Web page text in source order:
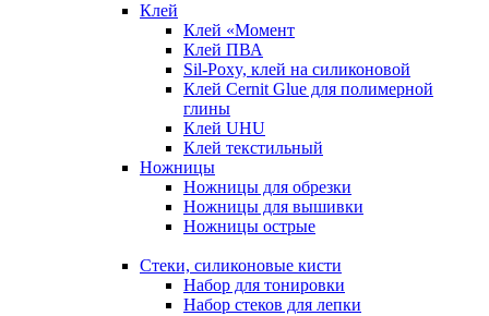
Клей
Клей «Момент
Клей ПВА
Sil-Poxy, клей на силиконовой
Клей Cernit Glue для полимерной
глины
Клей UHU
Клей текстильный
Ножницы
Ножницы для обрезки
Ножницы для вышивки
Ножницы острые
Стеки, силиконовые кисти
Набор для тонировки
Набор стеков для лепки